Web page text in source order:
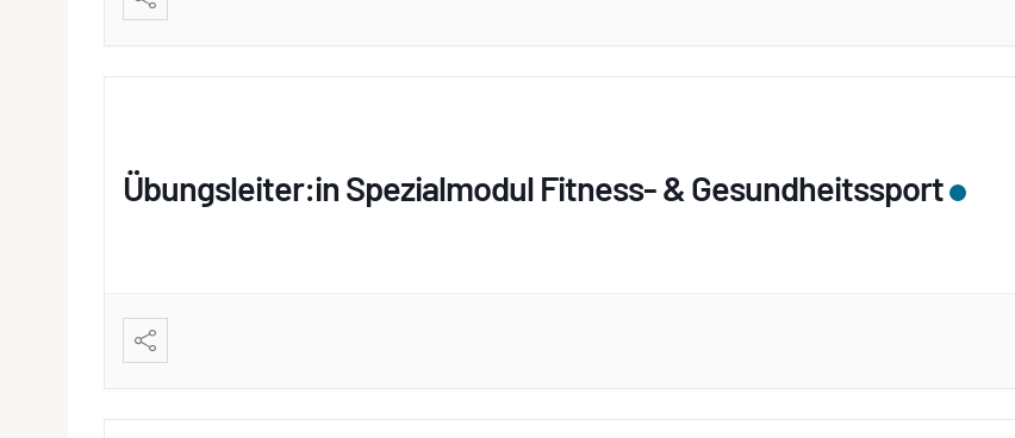
Übungsleiter:in Spezialmodul Fitness- & Gesundheitssport